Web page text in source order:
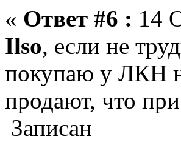
« Ответ #6 : 14
Ilso, если не
покупаю у ЛКН
продают, что
Записан